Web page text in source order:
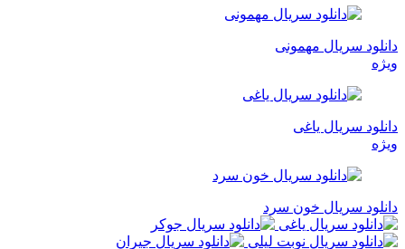
دانلود سریال مهمونی
ویژه
دانلود سریال یاغی
ویژه
دانلود سریال خون سرد